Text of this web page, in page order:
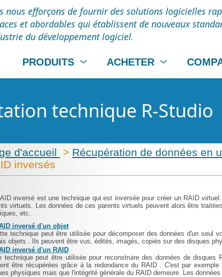
nous efforçons de fournir des solutions logicielles
et abordables qui établissent de nouveaux
du développement logiciel.
PRODUITS ACHETER
technique R-Studio
d'accueil > Récupération de données en
inversés
inversé est une technique qui est inversée pour créer un RAID
virtuels. Les données de ces parents virtuels peuvent alors être
etc.
inversé d'un objet
technique peut être utilisée pour décomposer des données d'un seul
objets . Ils peuvent être vus, édités, imagés, copiés sur des disques
inversé d'un RAID
technique peut être utilisée pour reconstruire des données de
être récupérées grâce à la redondance du RAID . C'est par exemple
physiques mais que l'intégrité générale du RAID demeure. Les